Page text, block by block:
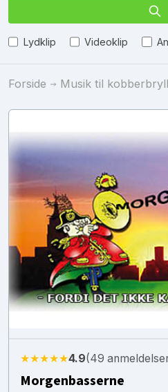
Lydklip Videoklip
Forside Musik til
★★★★★4.9(49
Morgenbasserne